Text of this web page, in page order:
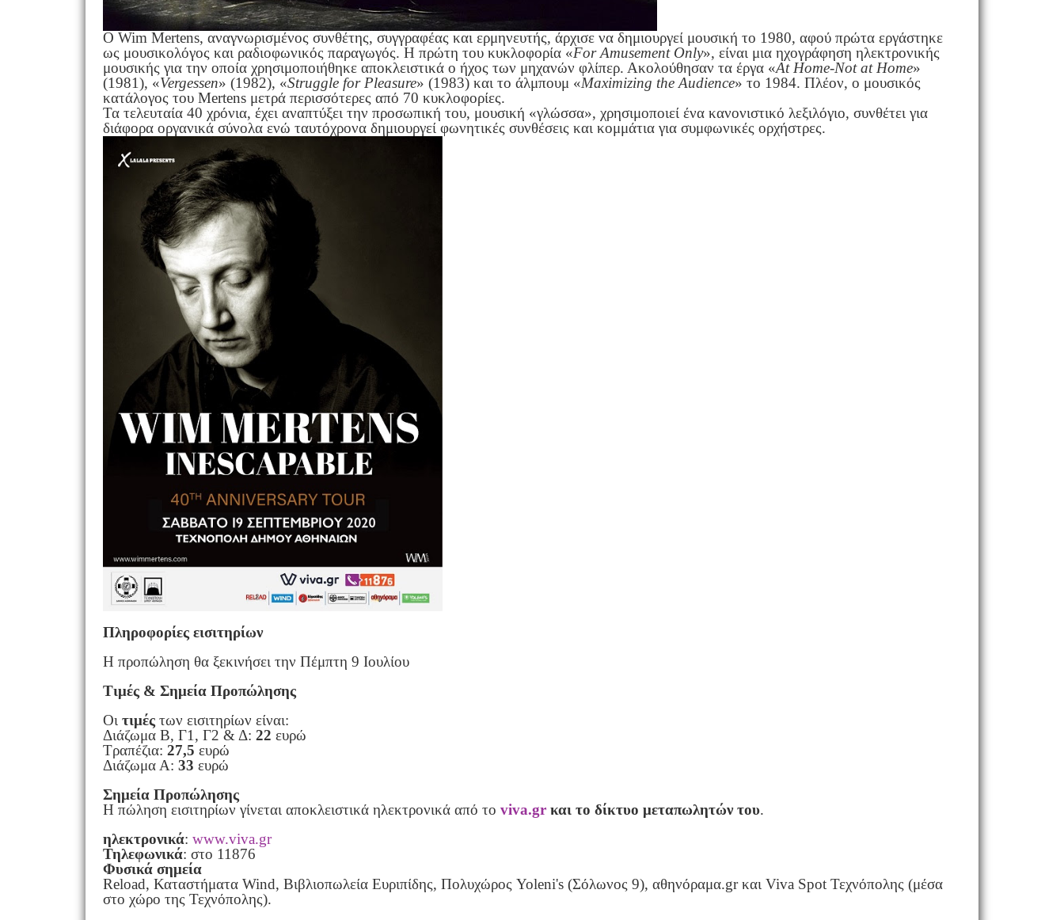
Ο Wim Mertens, αναγνωρισμένος συνθέτης, συγγραφέας και ερμηνευτής, άρχισε να δημιουργεί μουσική το 1980, αφού πρώτα εργάστηκε
ως μουσικολόγος και ραδιoφωνικός παραγωγός. Η πρώτη του κυκλοφορία «For Amusement Only», είναι μια ηχογράφηση ηλεκτρονικής
μουσικής για την οποία χρησιμοποιήθηκε αποκλειστικά ο ήχος των μηχανών φλίπερ. Ακολούθησαν τα έργα «At Home-Not at Home»
(1981), «Vergessen» (1982), «Struggle for Pleasure» (1983) και το άλμπουμ «Maximizing the Audience» το 1984. Πλέον, ο μουσικός
κατάλογος του Mertens μετρά περισσότερες από 70 κυκλοφορίες.
Τα τελευταία 40 χρόνια, έχει αναπτύξει την προσωπική του, μουσική «γλώσσα», χρησιμοποιεί ένα κανονιστικό λεξιλόγιο, συνθέτει για
διάφορα οργανικά σύνολα ενώ ταυτόχρονα δημιουργεί φωνητικές συνθέσεις και κομμάτια για συμφωνικές ορχήστρες.
Πληροφορίες εισιτηρίων
Η προπώληση θα ξεκινήσει την Πέμπτη 9 Ιουλίου
Τιμές & Σημεία Προπώλησης
Οι τιμέςτων εισιτηρίων είναι:
Διάζωμα Β, Γ1, Γ2 & Δ: 22 ευρώ
Τραπέζια: 27,5 ευρώ
Διάζωμα Α: 33 ευρώ
Σημεία Προπώλησης
Η πώληση εισιτηρίων γίνεται αποκλειστικά ηλεκτρονικά από το viva.grκαι το δίκτυο μεταπωλητών του.
ηλεκτρονικά: www.viva.gr
Τηλεφωνικά: στο 11876
Φυσικά σημεία
Reload, Καταστήματα Wind, Βιβλιοπωλεία Ευριπίδης, Πολυχώρος Yoleni's (Σόλωνος 9), αθηνόραμα.gr και Viva Spot Τεχνόπολης (μέσα
στο χώρο της Τεχνόπολης).